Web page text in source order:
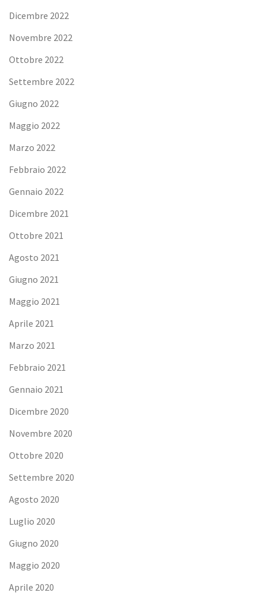
Dicembre 2022
Novembre 2022
Ottobre 2022
Settembre 2022
Giugno 2022
Maggio 2022
Marzo 2022
Febbraio 2022
Gennaio 2022
Dicembre 2021
Ottobre 2021
Agosto 2021
Giugno 2021
Maggio 2021
Aprile 2021
Marzo 2021
Febbraio 2021
Gennaio 2021
Dicembre 2020
Novembre 2020
Ottobre 2020
Settembre 2020
Agosto 2020
Luglio 2020
Giugno 2020
Maggio 2020
Aprile 2020